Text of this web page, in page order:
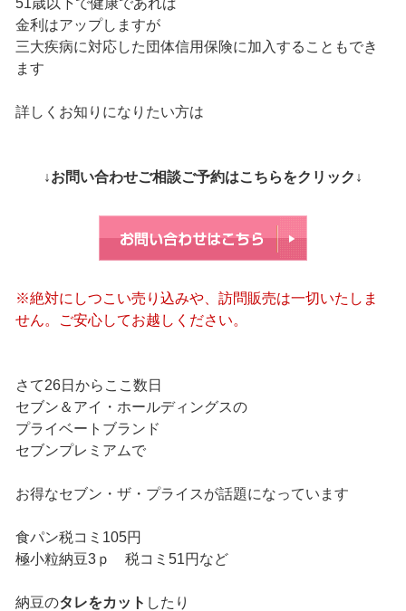
金利はアップしますが
三大疾病に対応した団体信用保険に加入することもでき
ます
詳しくお知りになりたい方は
↓お問い合わせご相談ご予約はこちらをクリック↓
※絶対にしつこい売り込みや、訪問販売は一切いたしま
せん。ご安心してお越しください。
さて26日からここ数日
セブン＆アイ・ホールディングスの
プライベートブランド
セブンプレミアムで
お得なセブン・ザ・プライスが話題になっています
食パン税コミ105円
極小粒納豆3ｐ 税コミ51円など
納豆のタレをカット したり